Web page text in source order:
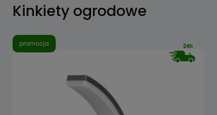
Kinkiety ogrodowe
promocja